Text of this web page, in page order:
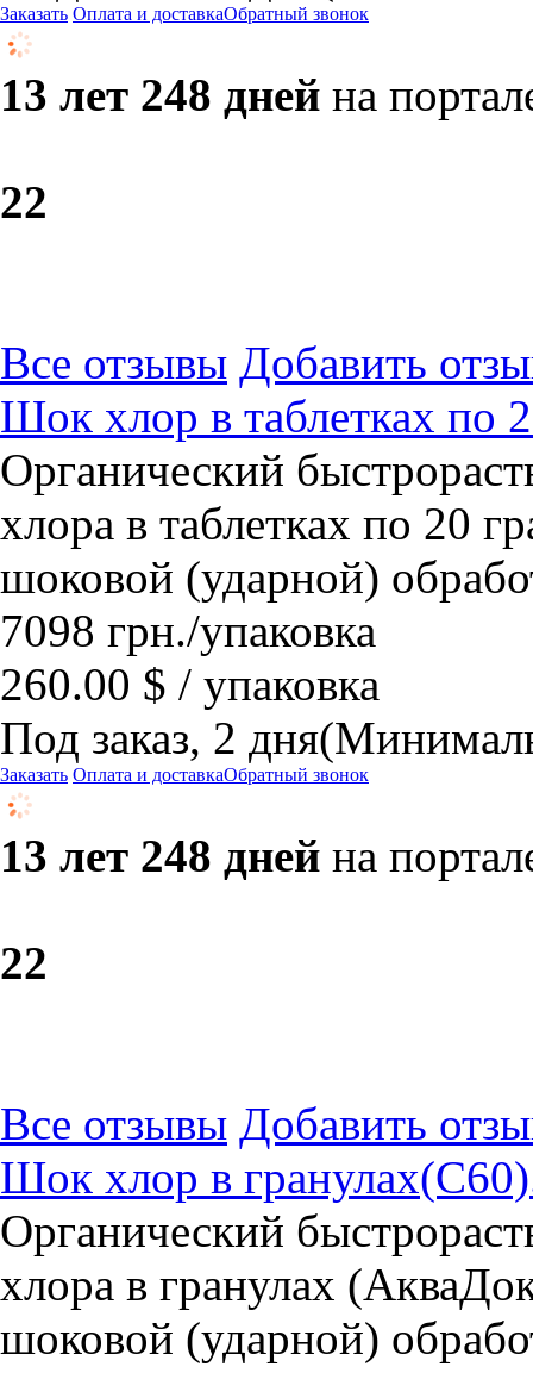
Заказать Оплата и доставкаОбратный звонок
13 лет 248 дней на
22
Все отзывы Добавить
Шок хлор в таблетках по
Органический
хлора в таблетках по 20
шоковой (ударной)
7098 грн./упаковка
260.00 $ / упаковка
Под заказ, 2 дня
Заказать Оплата и доставкаОбратный звонок
13 лет 248 дней на
22
Все отзывы Добавить
Шок хлор в
Органический
хлора в гранулах
шоковой (ударной)